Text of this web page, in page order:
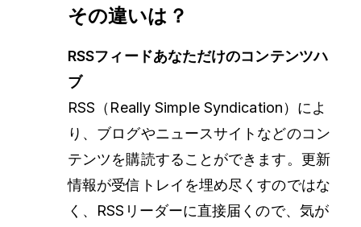
その違いは？
RSSフィードあなただけのコンテンツハ
ブ
RSS（Really Simple Syndication）によ
り、ブログやニュースサイトなどのコン
テンツを購読することができます。更新
情報が受信トレイを埋め尽くすのではな
く、RSSリーダーに直接届くので、気が